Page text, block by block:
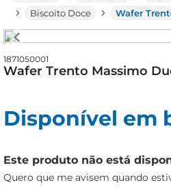
Biscoito Doce
Wafer
1871050001
Wafer Trento Massimo
Disponível em
Este produto não está
Quero que me avisem quando
leite
queijo
biscoito